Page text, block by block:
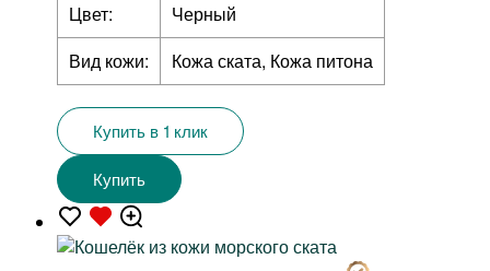
Цвет:
Черный
Вид кожи:
Кожа ската, Кожа питона
Купить в 1 клик
Купить